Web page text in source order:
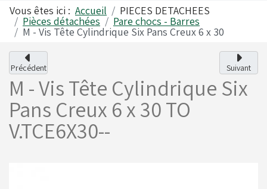
Vous êtes ici : Accueil PIECES DETACHEES
Pièces détachées Pare chocs - Barres
M - Vis Tête Cylindrique Six Pans Creux 6 x 30
Précédent Suivant
M - Vis Tête Cylindrique Six
Pans Creux 6 x 30TO
V.TCE6X30--
Carrosseries
Freins
Fusées & Pièces
Alfano
Visserie - Boulonnerie
Lubrifiants